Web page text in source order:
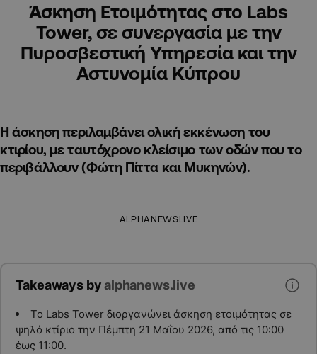
Άσκηση Ετοιμότητας στο Labs
Tower, σε συνεργασία με την
Πυροσβεστική Υπηρεσία και την
Αστυνομία Κύπρου
Η άσκηση περιλαμβάνει ολική εκκένωση του
κτιρίου, με ταυτόχρονο κλείσιμο των οδών που το
περιβάλλουν (Φώτη Πίττα και Μυκηνών).
ALPHANEWSLIVE
Takeaways byalphanews.live
Το Labs Tower διοργανώνει άσκηση ετοιμότητας σε
ψηλό κτίριο την Πέμπτη 21 Μαΐου 2026, από τις 10:00
έως 11:00.